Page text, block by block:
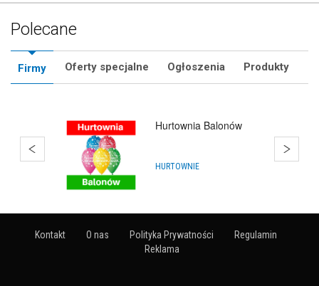
Polecane
Firmy Oferty specjalne Ogłoszenia Produkty
Bańki Mydlane
ARTYKUŁY NA IMPREZY
Kontakt O nas Polityka Prywatności
Regulamin
Reklama